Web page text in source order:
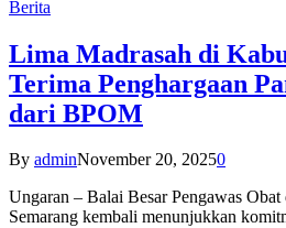
Berita
Lima Madrasah di
Terima Penghargaan
dari BPOM
By adminNovember 20, 20250
Ungaran – Balai Besar Pengawas
Semarang kembali menunjukkan